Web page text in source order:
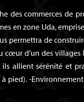
des commerces de
en zone Uda,
permettra de
cœur d’un des
allient sérénité et
pied). -